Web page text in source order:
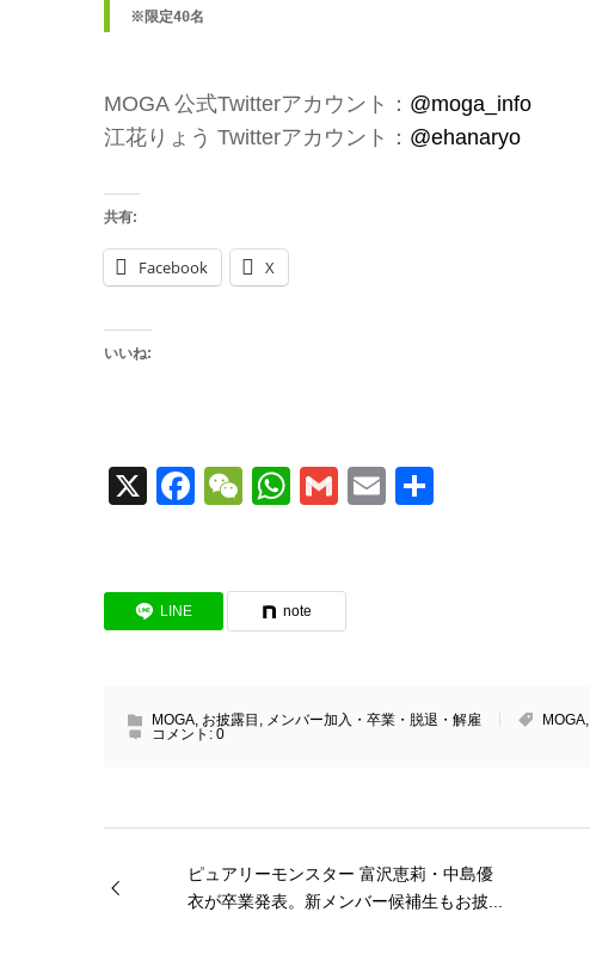
※限定40名
MOGA 公式Twitterアカウント： @moga_info
江花りょう Twitterアカウント： @ehanaryo
共有:
Facebook X
いいね:
X Facebook
WeChat
WhatsApp
GmailEmail
LINE note
MOGA, お披露目 , メンバー加入・卒業・脱退・解雇 MOGA,
コメント: 0
ピュアリーモンスター 富沢恵莉・中島優
衣が卒業発表。新メンバー候補生もお披...